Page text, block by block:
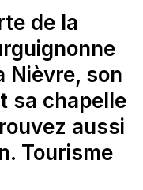
de la
Nièvre, son
sa chapelle
aussi
Tourisme